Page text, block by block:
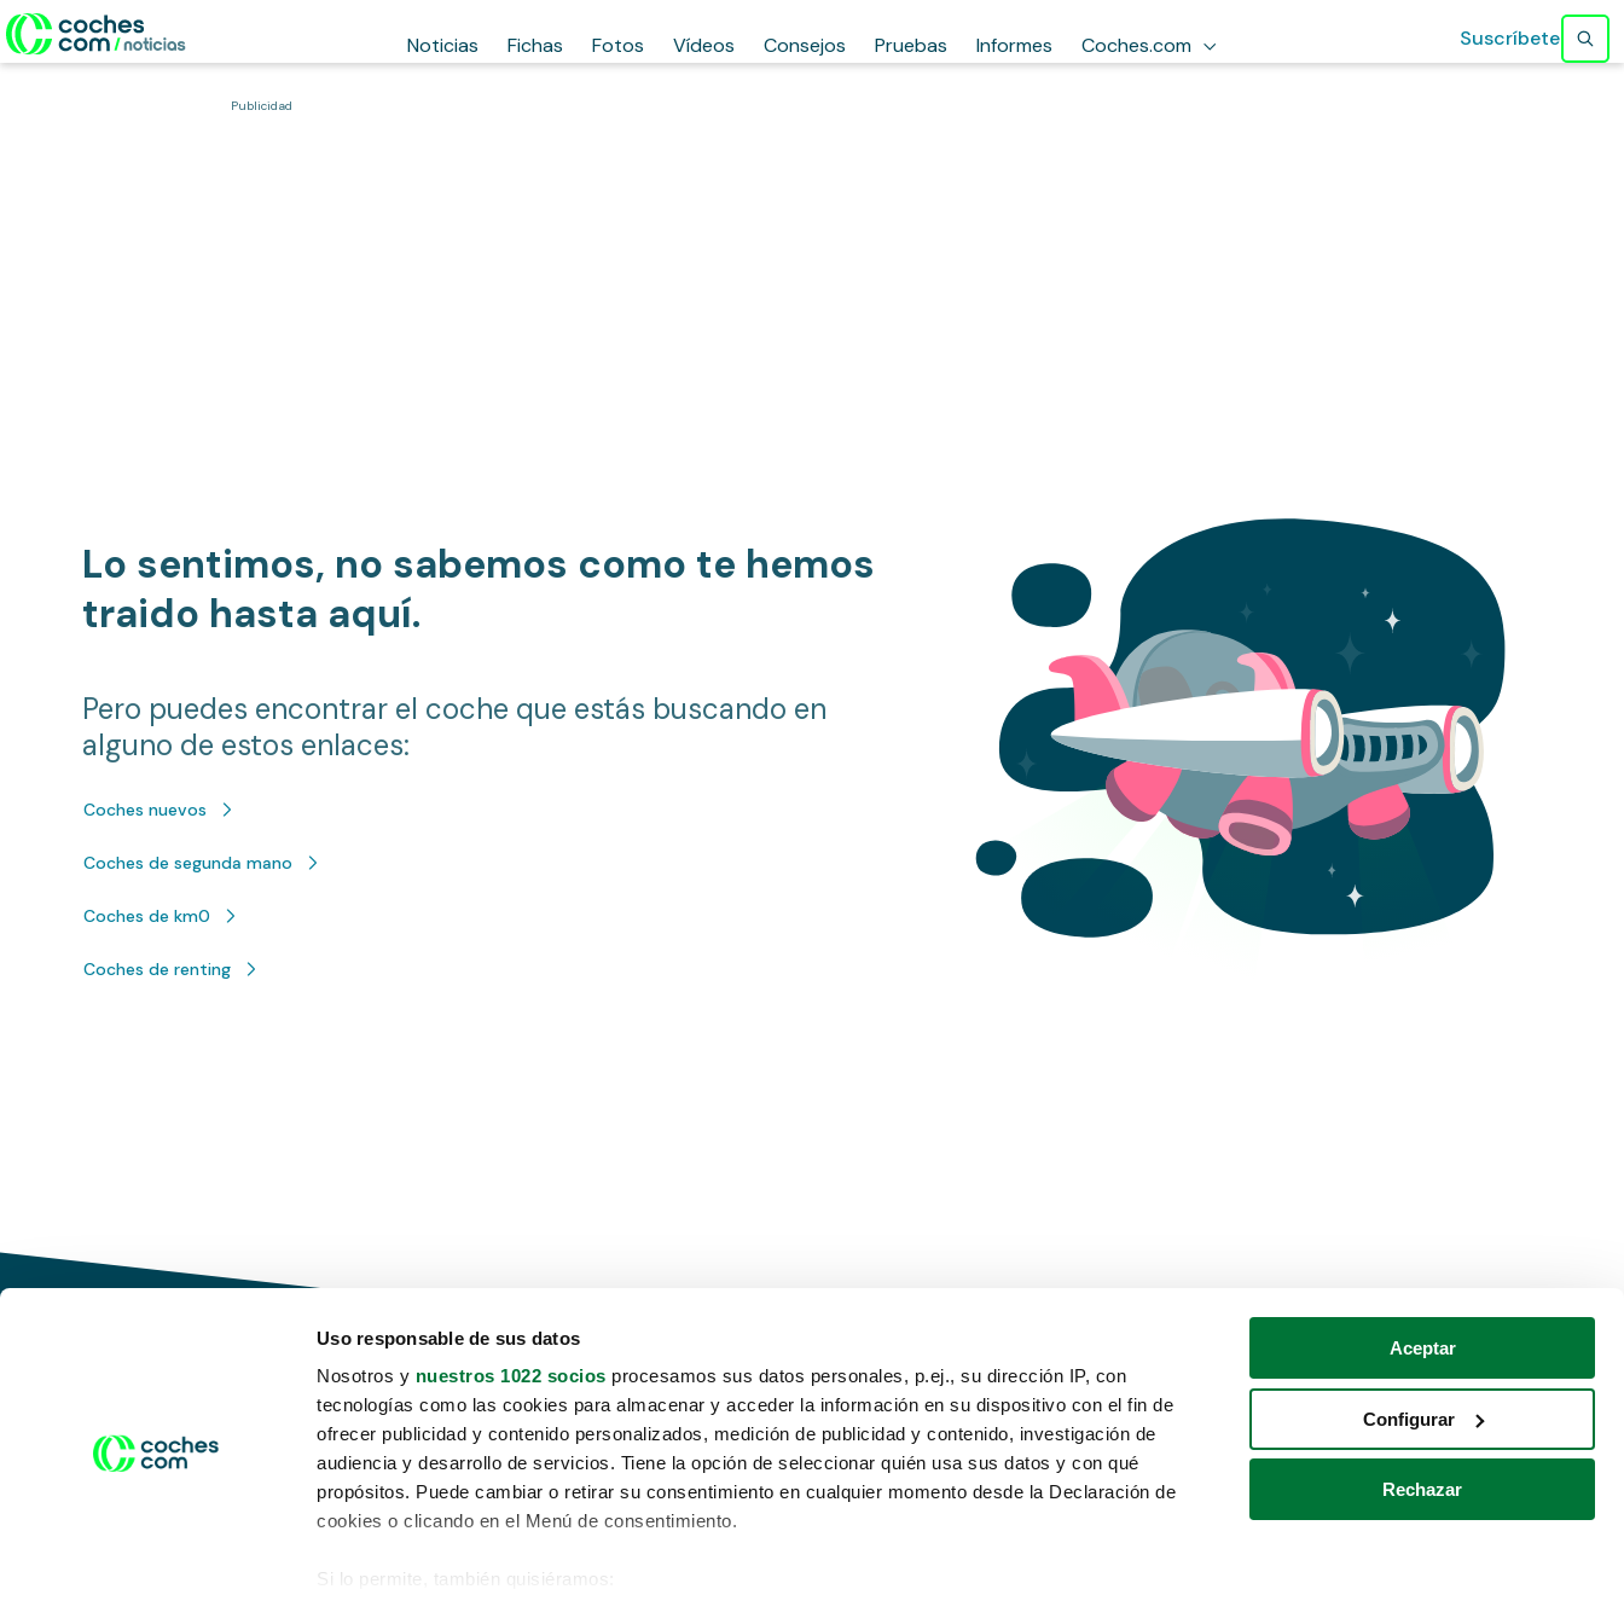
Uso responsable de sus datos
Nosotros y nuestros 1022 socios procesamos sus datos personales, p.ej., su dirección IP, con
tecnologías como las cookies para almacenar y acceder la información en su dispositivo con el fin de
ofrecer publicidad y contenido personalizados, medición de publicidad y contenido, investigación de
audiencia y desarrollo de servicios. Tiene la opción de seleccionar quién usa sus datos y con qué
propósitos. Puede cambiar o retirar su consentimiento en cualquier momento desde la Declaración de
cookies o clicando en el Menú de consentimiento.
Si lo permite, también quisiéramos:
Aceptar
Configurar
Rechazar
Noticias Fichas Fotos Vídeos Consejos Pruebas Informes Coches.com Suscríbete
Publicidad
Lo sentimos, no sabemos como te hemos
traido hasta aquí.
Pero puedes encontrar el coche que estás buscando en
alguno de estos enlaces:
Coches nuevos
Coches de segunda mano
Coches de km0
Coches de renting
Conduce tu futuro,
desata tu movilidad